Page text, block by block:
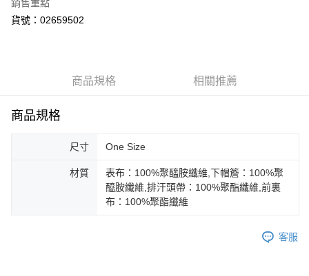
Google Pay
宅配(離島恕不配送)
銷售重點
貨號：02659502
商品規格 相關推薦
商品規格
尺寸 One Size
材質
表布：100%聚醯胺纖維,下帽簷：100%聚
醯胺纖維,排汗頭帶：100%聚酯纖維,前裏
布：100%聚酯纖維
客服